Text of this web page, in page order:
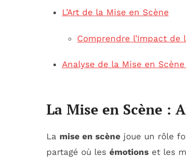
L’Art de la Mise en Scène
Comprendre l’Impact de
Analyse de la Mise en
La Mise en Scène :
La mise en scène joue un rôle
partagé où les émotions et les